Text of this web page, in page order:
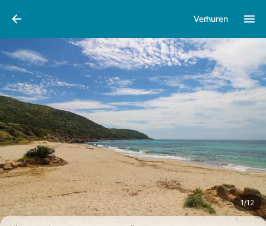
Verhuren
1/12
Afbeeldingen